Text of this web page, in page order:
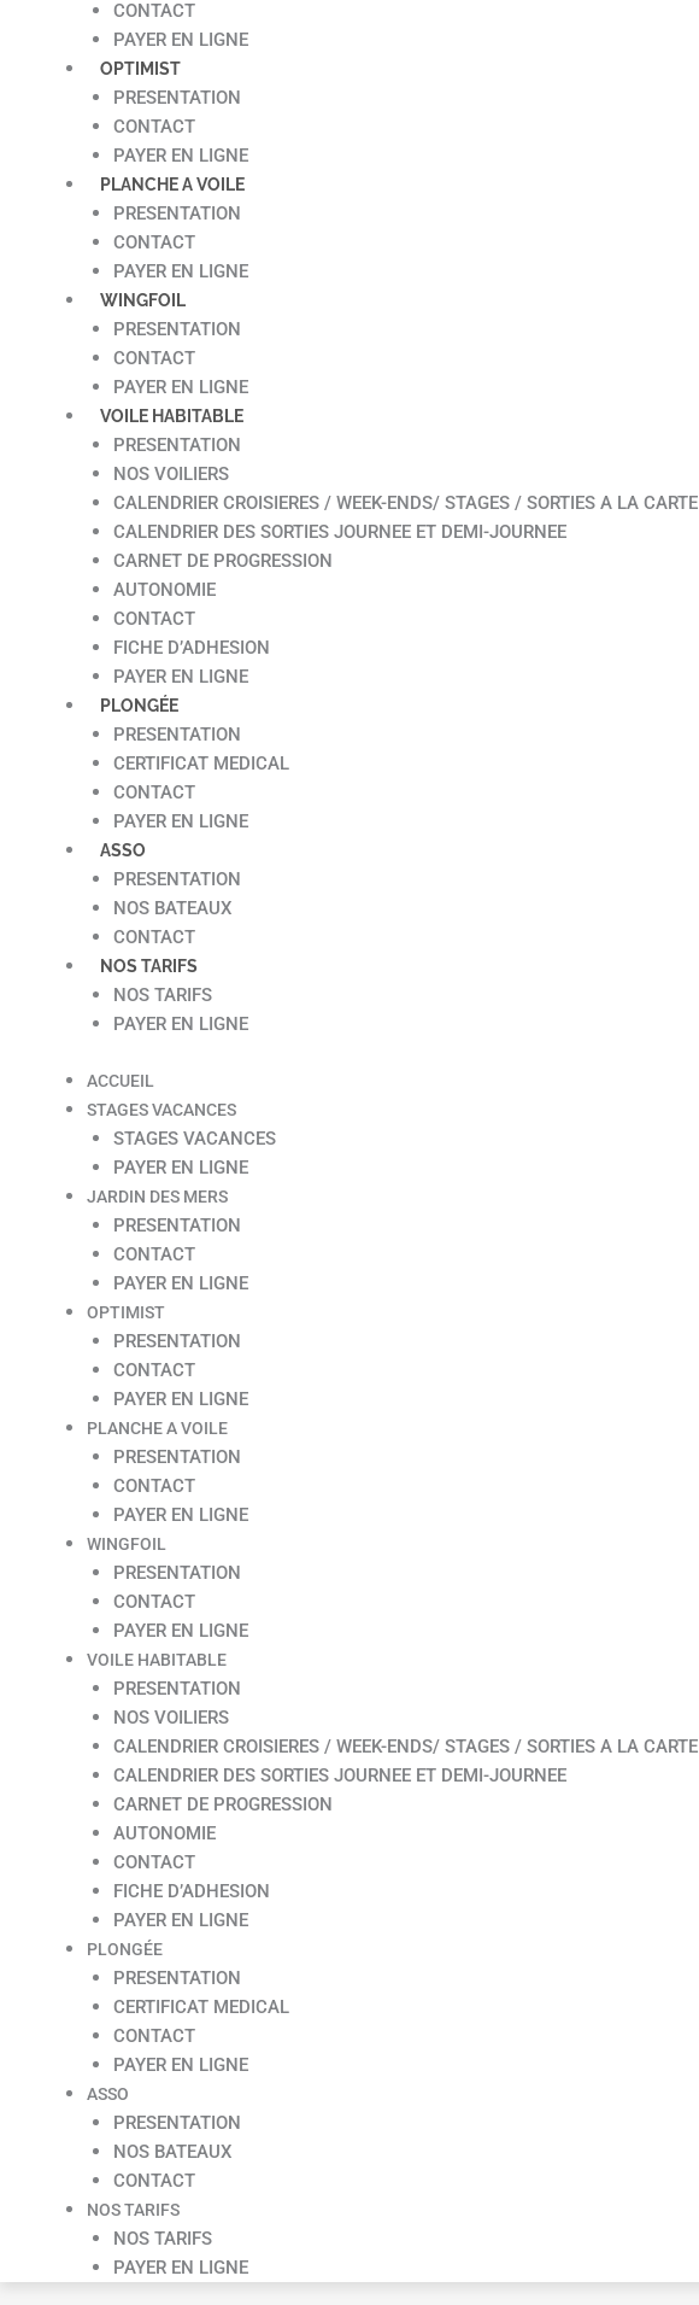
CONTACT
PAYER EN LIGNE
OPTIMIST
PRESENTATION
CONTACT
PAYER EN LIGNE
PLANCHE A VOILE
PRESENTATION
CONTACT
PAYER EN LIGNE
WINGFOIL
PRESENTATION
CONTACT
PAYER EN LIGNE
VOILE HABITABLE
PRESENTATION
NOS VOILIERS
CALENDRIER CROISIERES / WEEK-ENDS/ STAGES / SORTIES A LA CARTE
CALENDRIER DES SORTIES JOURNEE ET DEMI-JOURNEE
CARNET DE PROGRESSION
AUTONOMIE
CONTACT
FICHE D’ADHESION
PAYER EN LIGNE
PLONGÉE
PRESENTATION
CERTIFICAT MEDICAL
CONTACT
PAYER EN LIGNE
ASSO
PRESENTATION
NOS BATEAUX
CONTACT
NOS TARIFS
NOS TARIFS
PAYER EN LIGNE
ACCUEIL
STAGES VACANCES
STAGES VACANCES
PAYER EN LIGNE
JARDIN DES MERS
PRESENTATION
CONTACT
PAYER EN LIGNE
OPTIMIST
PRESENTATION
CONTACT
PAYER EN LIGNE
PLANCHE A VOILE
PRESENTATION
CONTACT
PAYER EN LIGNE
WINGFOIL
PRESENTATION
CONTACT
PAYER EN LIGNE
VOILE HABITABLE
PRESENTATION
NOS VOILIERS
CALENDRIER CROISIERES / WEEK-ENDS/ STAGES / SORTIES A LA CARTE
CALENDRIER DES SORTIES JOURNEE ET DEMI-JOURNEE
CARNET DE PROGRESSION
AUTONOMIE
CONTACT
FICHE D’ADHESION
PAYER EN LIGNE
PLONGÉE
PRESENTATION
CERTIFICAT MEDICAL
CONTACT
PAYER EN LIGNE
ASSO
PRESENTATION
NOS BATEAUX
CONTACT
NOS TARIFS
NOS TARIFS
PAYER EN LIGNE